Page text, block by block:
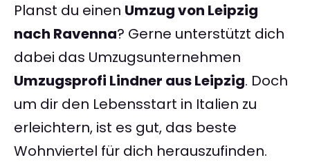
Planst du einen Umzug von Leipzig
nach Ravenna? Gerne unterstützt dich
dabei das Umzugsunternehmen
Umzugsprofi Lindner aus Leipzig. Doch
um dir den Lebensstart in Italien zu
erleichtern, ist es gut, das beste
Wohnviertel für dich herauszufinden.